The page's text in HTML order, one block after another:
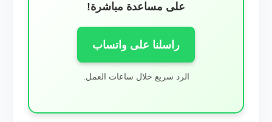
على مساعدة مباشرة!
راسلنا على واتساب
الرد سريع خلال ساعات العمل.